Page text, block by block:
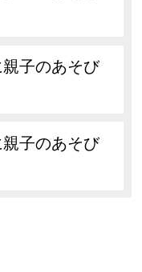
親子のあそび
親子のあそび